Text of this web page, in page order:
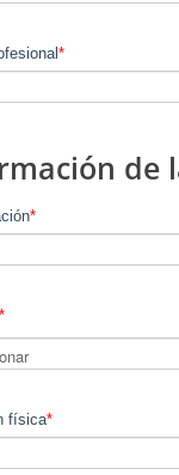
*
de
*
*
física*